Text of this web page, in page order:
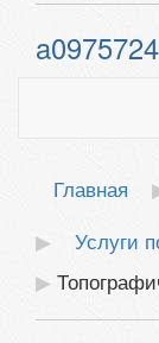
Главная
Услуги